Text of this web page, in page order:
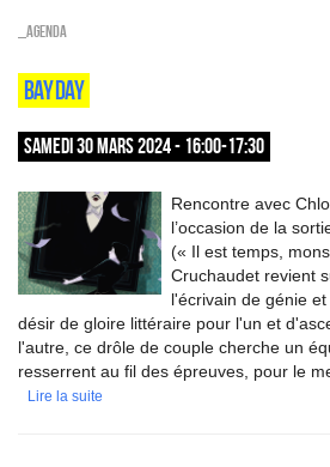
_Agenda
BAY DAY
SAMEDI 30 MARS 2024 - 16:00-17:30
Rencontre avec
l’occasion de la
(« Il est temps,
Cruchaudet revient
l'écrivain de génie
désir de gloire littéraire pour l'un et
l'autre, ce drôle de couple cherche un
resserrent au fil des épreuves, pour le
Lire la suite